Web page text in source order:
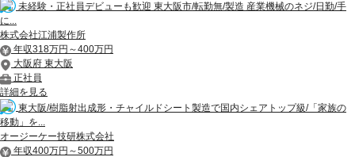
未経験・正社員デビューも歓迎 東大阪市/転勤無/製造 産業機械のネジ/日勤/手
に...
株式会社江浦製作所
年収318万円～400万円
大阪府 東大阪
正社員
詳細を見る
東大阪/樹脂射出成形・チャイルドシート製造で国内シェアトップ級/「家族の
移動」を...
オージーケー技研株式会社
年収400万円～500万円